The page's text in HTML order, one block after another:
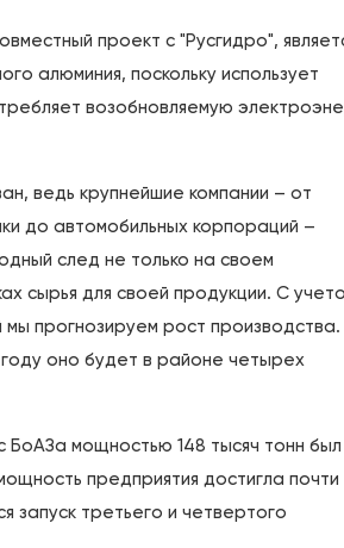
проект с "Русгидро",
алюминия, поскольку использует
возобновляемую
ведь крупнейшие компании – от
до автомобильных корпораций –
след не только на своем
сырья для своей продукции. С
прогнозируем рост производства.
оно будет в районе четырех
БоАЗа мощностью 148 тысяч тонн был
предприятия достигла
запуск третьего и четвертого